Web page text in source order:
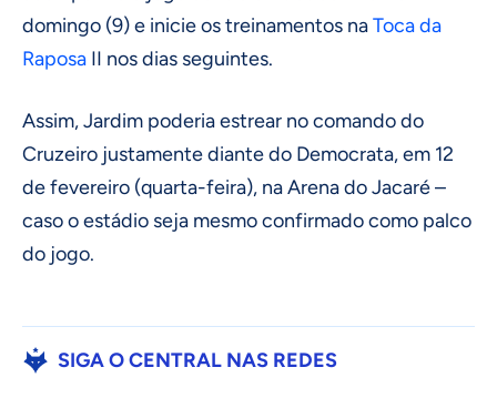
domingo (9) e inicie os treinamentos naToca da
Raposa II nos dias seguintes.
Assim, Jardim poderia estrear no comando do
Cruzeiro justamente diante do Democrata, em 12
de fevereiro (quarta-feira), na Arena do Jacaré –
caso o estádio seja mesmo confirmado como palco
do jogo.
SIGA O CENTRAL NAS REDES